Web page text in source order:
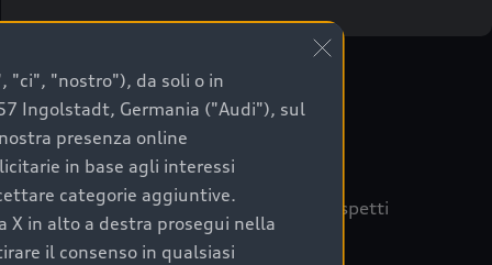
sicuro, è essenziale considerare aspetti
Prima Scelta :plus
"ci", "nostro"), da soli o in
Ingolstadt, Germania ("Audi"), sul
presenza online
in base agli interessi
categorie aggiuntive.
in alto a destra prosegui nella
il consenso in qualsiasi